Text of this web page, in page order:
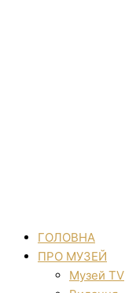
ГОЛОВНА
ПРО МУЗЕЙ
Музей TV